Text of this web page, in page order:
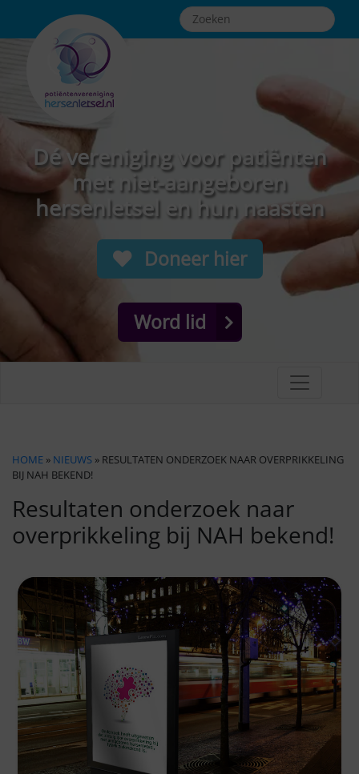
Dé vereniging voor patiënten
met niet-aangeboren
hersenletsel en hun naasten
Doneer hier
Word lid
HOME » NIEUWS » RESULTATEN ONDERZOEK NAAR OVERPRIKKELING
BIJ NAH BEKEND!
Resultaten onderzoek naar
overprikkeling bij NAH bekend!